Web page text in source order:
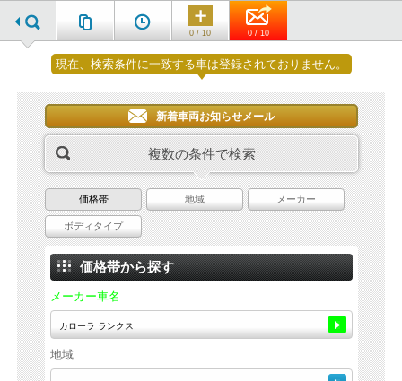
0 / 10 0 / 10
現在、検索条件に一致する車は登録されておりません。
新着車両お知らせメール
複数の条件で検索
価格帯 地域 メーカー
ボディタイプ
価格帯から探す
メーカー車名
地域